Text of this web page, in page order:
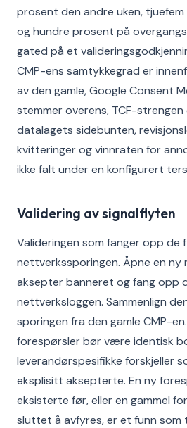
prosent den andre uken,
og hundre prosent på
gated på et
CMP-ens samtykkegrad er
av den gamle, Google Consent
stemmer overens, TCF-
datalagets sidebunten,
kvitteringer og vinnraten for
ikke falt under en konfigurert
Validering av signalflyten
Valideringen som fanger opp de
nettverkssporingen. Åpne en
aksepter banneret og fang opp
nettverksloggen. Sammenlign
sporingen fra den gamle CMP-
forespørsler bør være identisk
leverandørspesifikke forskjeller
eksplisitt aksepterte. En ny
eksisterte før, eller en gammel
sluttet å avfyres, er et funn som